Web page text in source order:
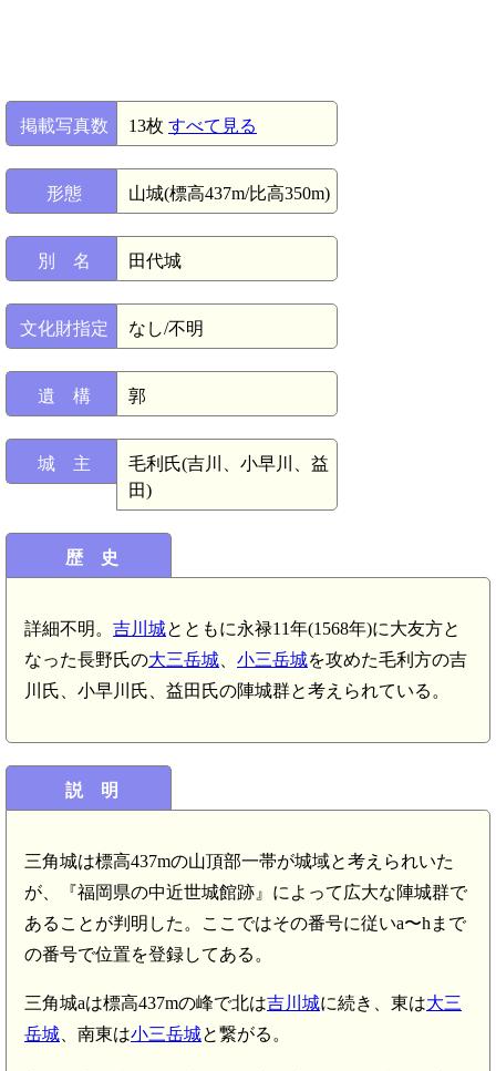
掲載写真数 13枚 すべて見る
形態 山城(標高437m/比高350m)
別 名 田代城
文化財指定 なし/不明
遺 構 郭
城 主
毛利氏(吉川、小早川、益
田)
歴 史
詳細不明。 吉川城とともに永禄11年(1568年)に大友方と
なった長野氏の大三岳城 小三岳城を攻めた毛利方の吉
川氏、小早川氏、益田氏の陣城群と考えられている。
説 明
三角城は標高437mの山頂部一帯が城域と考えられいた
が、『福岡県の中近世城館跡』によって広大な陣城群で
あることが判明した。ここではその番号に従いa〜hまで
の番号で位置を登録してある。
三角城aは標高437mの峰で北は吉川城に続き、東は大三
岳城 、南東は小三岳城と繋がる。